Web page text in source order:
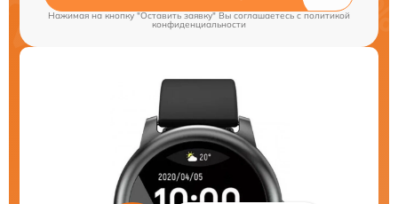
Нажимая на кнопку "Оставить заявку" Вы соглашаетесь cполитикой
конфиденциальности